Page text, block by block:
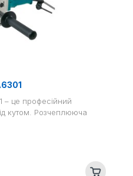
– це професійний
кутом. Розчеплююча